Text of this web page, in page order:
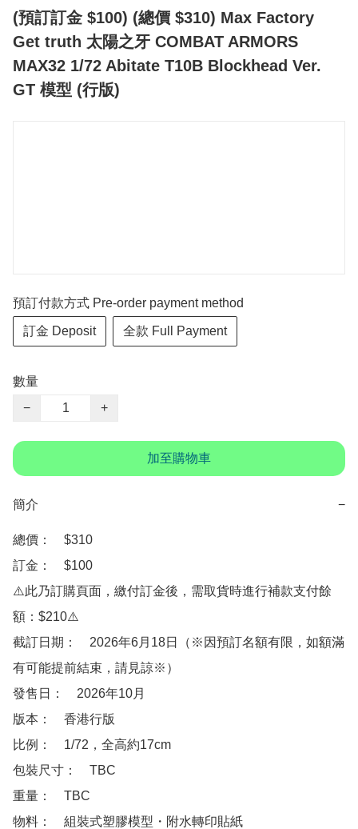
(預訂訂金 $100) (總價 $310) Max Factory
Get truth 太陽之牙 COMBAT ARMORS
MAX32 1/72 Abitate T10B Blockhead Ver.
GT 模型 (行版)
預訂付款方式 Pre-order payment method
訂金 Deposit 全款 Full Payment
數量
−
+
加至購物車
簡介 −
總價：　$310
訂金：　$100
⚠️此乃訂購頁面，繳付訂金後，需取貨時進行補款支付餘
額：$210⚠️
截訂日期：　2026年6月18日（※因預訂名額有限，如額滿
有可能提前結束，請見諒※）
發售日：　2026年10月
版本：　香港行版
比例：　1/72，全高約17cm
包裝尺寸：　TBC
重量：　TBC
物料：　組裝式塑膠模型・附水轉印貼紙